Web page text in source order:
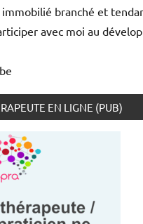
branché et
avec moi au
EN LIGNE (PUB)